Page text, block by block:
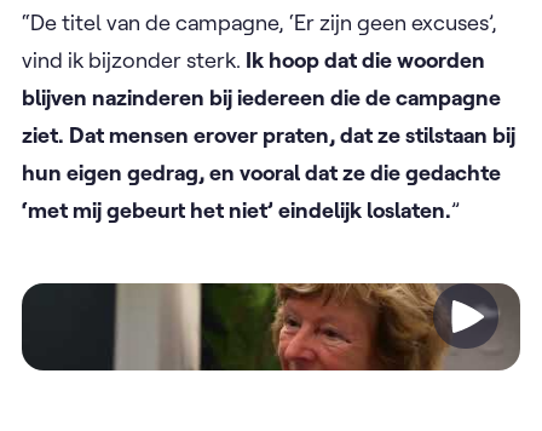
“De titel van de campagne, ‘Er zijn geen excuses’,
vind ik bijzonder sterk. Ik hoop dat die woorden
blijven nazinderen bij iedereen die de campagne
ziet. Dat mensen erover praten, dat ze stilstaan bij
hun eigen gedrag, en vooral dat ze die gedachte
‘met mij gebeurt het niet’ eindelijk loslaten.”
Video